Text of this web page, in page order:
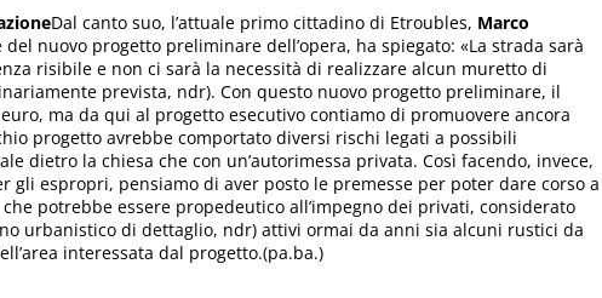
Dal canto suo, l’attuale primo cittadino di Etroubles, Marco
del nuovo progetto preliminare dell’opera, ha spiegato: «La strada sarà
risibile e non ci sarà la necessità di realizzare alcun muretto di
prevista, ndr). Con questo nuovo progetto preliminare, il
ma da qui al progetto esecutivo contiamo di promuovere ancora
progetto avrebbe comportato diversi rischi legati a possibili
dietro la chiesa che con un’autorimessa privata. Così facendo, invece,
gli espropri, pensiamo di aver posto le premesse per poter dare corso a
potrebbe essere propedeutico all’impegno dei privati, considerato
urbanistico di dettaglio, ndr) attivi ormai da anni sia alcuni rustici da
interessata dal progetto.(pa.ba.)